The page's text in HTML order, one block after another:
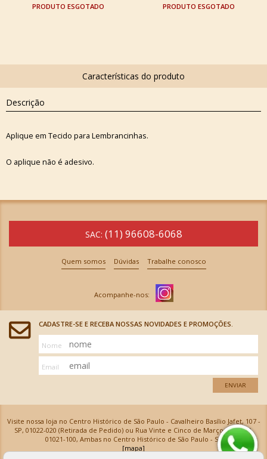
ESGOTADO ESGOTADO
Descrição
Aplique em Tecido para Lembrancinhas.
O aplique não é adesivo.
SAC: (11) 96608-6068
Quem somos Dúvidas Trabalhe conosco
CADASTRE-SE E RECEBA NOSSAS NOVIDADES E PROMOÇÕES.
Nome
Email
ENVIAR
Visite nossa loja no Centro Histórico de São Paulo - Cavalheiro Basílio Jafet, 107 -
SP, 01022-020 (Retirada de Pedido) ou Rua Vinte e Cinco de Março, 576 - SP,
01021-100, Ambas no Centro Histórico de São Paulo - SP
[mapa]